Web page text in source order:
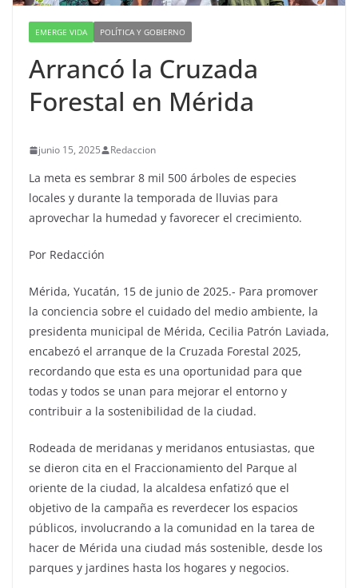
EMERGE VIDA POLÍTICA Y GOBIERNO
Arrancó la Cruzada
Forestal en Mérida
junio 15, 2025 Redaccion
La meta es sembrar 8 mil 500 árboles de especies
locales y durante la temporada de lluvias para
aprovechar la humedad y favorecer el crecimiento.
Por Redacción
Mérida, Yucatán, 15 de junio de 2025.- Para promover
la conciencia sobre el cuidado del medio ambiente, la
presidenta municipal de Mérida, Cecilia Patrón Laviada,
encabezó el arranque de la Cruzada Forestal 2025,
recordando que esta es una oportunidad para que
todas y todos se unan para mejorar el entorno y
contribuir a la sostenibilidad de la ciudad.
Rodeada de meridanas y meridanos entusiastas, que
se dieron cita en el Fraccionamiento del Parque al
oriente de la ciudad, la alcaldesa enfatizó que el
objetivo de la campaña es reverdecer los espacios
públicos, involucrando a la comunidad en la tarea de
hacer de Mérida una ciudad más sostenible, desde los
parques y jardines hasta los hogares y negocios.